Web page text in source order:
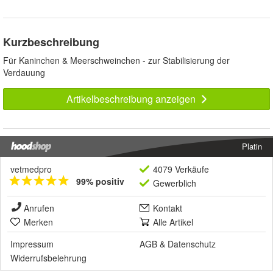
Kurzbeschreibung
Für Kaninchen & Meerschweinchen - zur Stabilisierung der
Verdauung
Artikelbeschreibung anzeigen
Platin
vetmedpro
99% positiv
4079 Verkäufe
Gewerblich
Anrufen
Kontakt
Merken
Alle Artikel
Impressum
AGB & Datenschutz
Widerrufsbelehrung